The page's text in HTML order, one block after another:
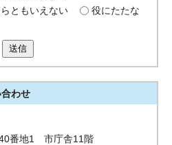
ともいえない
役にたたな
送信
わせ
番地1 市庁舎11階